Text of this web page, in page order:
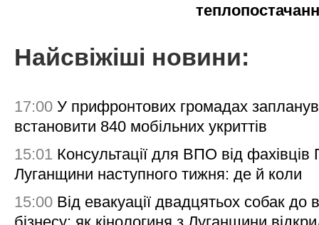
Найсвіжіші новини:
17:00 У прифронтових громадах
встановити 840 мобільних укриттів
15:01 Консультації для ВПО від
Луганщини наступного тижня: де й коли
15:00 Від евакуації двадцятьох собак до